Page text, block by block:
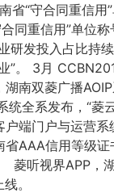
省“守合同重信
同重信用”单位
研发投入占比持
”。 3月
南双菱广播AOIP
统全系发布，“菱
户端门户与运营
省AAA信用等级
菱听视界APP，
。